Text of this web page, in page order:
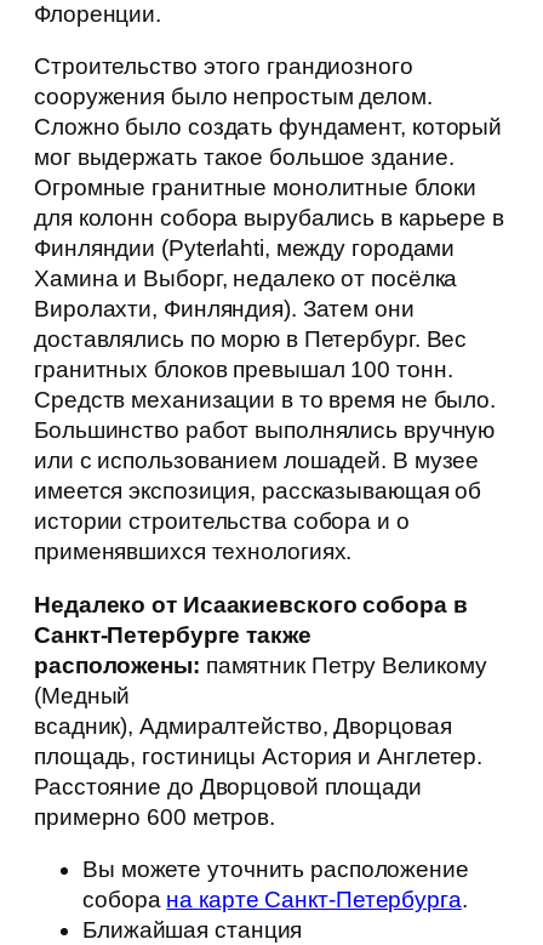
Флоренции.
Строительство этого грандиозного
сооружения было непростым делом.
Сложно было создать фундамент, который
мог выдержать такое большое здание.
Огромные гранитные монолитные блоки
для колонн собора вырубались в карьере в
Финляндии (Pyterlahti, между городами
Хамина и Выборг, недалеко от посёлка
Виролахти, Финляндия). Затем они
доставлялись по морю в Петербург. Вес
гранитных блоков превышал 100 тонн.
Средств механизации в то время не было.
Большинство работ выполнялись вручную
или с использованием лошадей. В музее
имеется экспозиция, рассказывающая об
истории строительства собора и о
применявшихся технологиях.
Недалеко от Исаакиевского собора в
Санкт-Петербурге также
расположены: памятник Петру Великому
(Медный
всадник), Адмиралтейство, Дворцовая
площадь, гостиницы Астория и Англетер.
Расстояние до Дворцовой площади
примерно 600 метров.
Вы можете уточнить расположение
собора на карте Санкт-Петербурга.
Ближайшая станция